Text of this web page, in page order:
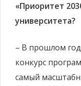
«Приоритет
университета?
– В прошлом
конкурс
самый